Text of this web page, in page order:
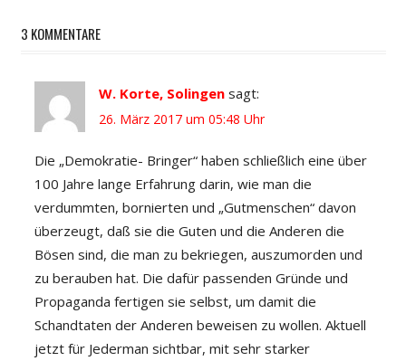
3 KOMMENTARE
W. Korte, Solingen sagt:
26. März 2017 um 05:48 Uhr
Die „Demokratie- Bringer“ haben schließlich eine über
100 Jahre lange Erfahrung darin, wie man die
verdummten, bornierten und „Gutmenschen“ davon
überzeugt, daß sie die Guten und die Anderen die
Bösen sind, die man zu bekriegen, auszumorden und
zu berauben hat. Die dafür passenden Gründe und
Propaganda fertigen sie selbst, um damit die
Schandtaten der Anderen beweisen zu wollen. Aktuell
jetzt für Jederman sichtbar, mit sehr starker